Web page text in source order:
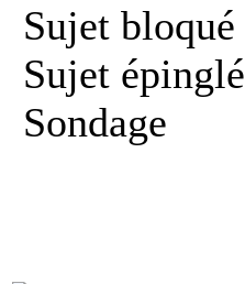
Sujet bloqué
Sujet épinglé
Sondage